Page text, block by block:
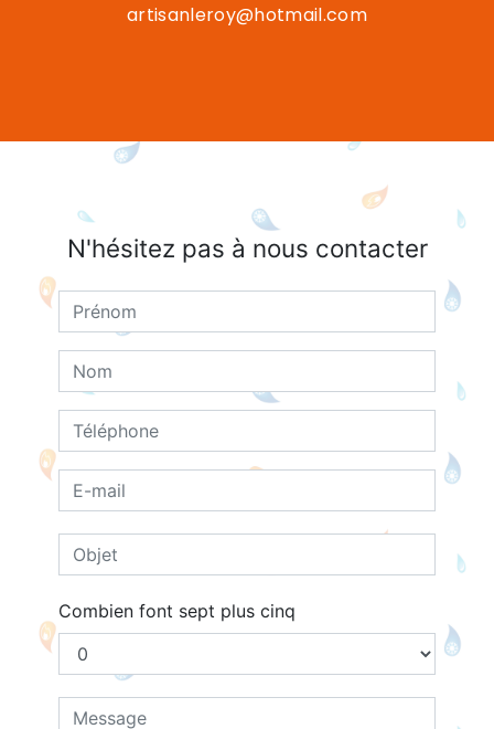
artisanleroy@hotmail.com
N'hésitez pas à nous contacter
Combien font sept plus cinq